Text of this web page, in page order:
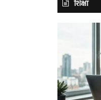
शिक्षा